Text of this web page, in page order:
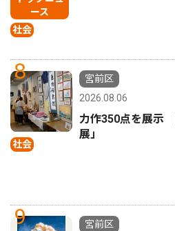
ース
社会
8
社会
宮前区
2026.08.06
力作350点を展示
展」
9
宮前区